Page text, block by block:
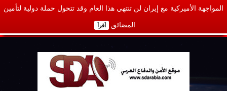
المواجهة الأميركية مع إيران لن تنتهي هذا العام وقد تتحول حملة دولية لتأمين
المضائق أقرأ